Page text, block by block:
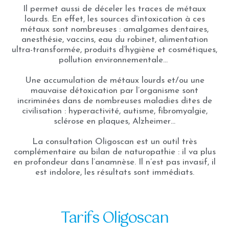
Il permet aussi de déceler les traces de métaux
lourds. En effet, les sources d’intoxication à ces
métaux sont nombreuses : amalgames dentaires,
anesthésie, vaccins, eau du robinet, alimentation
ultra-transformée, produits d’hygiène et cosmétiques,
pollution environnementale…
Une accumulation de métaux lourds et/ou une
mauvaise détoxication par l’organisme sont
incriminées dans de nombreuses maladies dites de
civilisation : hyperactivité, autisme, fibromyalgie,
sclérose en plaques, Alzheimer…
La consultation Oligoscan est un outil très
complémentaire au bilan de naturopathie : il va plus
en profondeur dans l’anamnèse. Il n’est pas invasif, il
est indolore, les résultats sont immédiats.
Tarifs Oligoscan